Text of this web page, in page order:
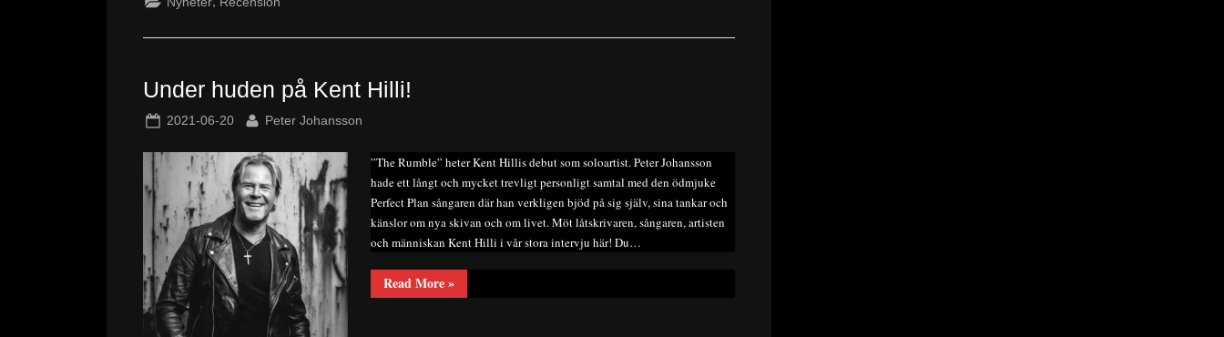
Under huden på Kent Hilli!
Posted
2021-06-20 By
Peter Johansson
”The Rumble” heter Kent Hillis debut som soloartist. Peter Johansson
hade ett långt och mycket trevligt personligt samtal med den ödmjuke
Perfect Plan sångaren där han verkligen bjöd på sig själv, sina tankar och
känslor om nya skivan och om livet. Möt låtskrivaren, sångaren, artisten
och människan Kent Hilli i vår stora intervju här! Du…
Read More“Under
huden
»